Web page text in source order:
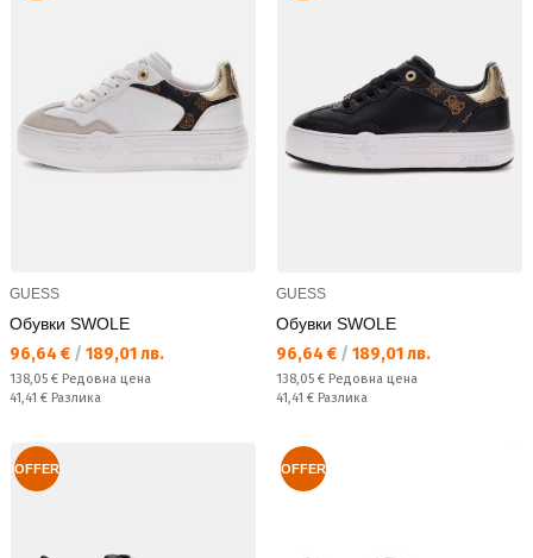
GUESS
Обувки SWOLE
Текуща цена:
96,64 € / 189,01 лв.
Редовна цена:
138,05 € Редовна цена
Спестявате:
41,41 € Разлика
GUESS
Обувки SWOLE
Текуща цена:
96,64 € / 189,01 лв.
Редовна цена:
138,05 € Редовна цена
Спестявате:
41,41 € Разлика
OFFER OFFER